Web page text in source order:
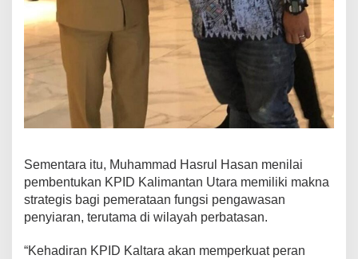
Sementara itu, Muhammad Hasrul Hasan menilai
pembentukan KPID Kalimantan Utara memiliki makna
strategis bagi pemerataan fungsi pengawasan
penyiaran, terutama di wilayah perbatasan.
“Kehadiran KPID Kaltara akan memperkuat peran